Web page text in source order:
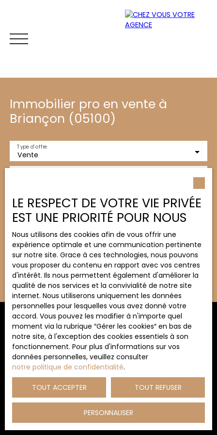
Espace
propriétaire
Mes
favoris
ESTIMATI
ON
Immobilier pro en vente à
Briançon (05100)
Vente
Type d'offre
Briançon (05100)
Localisation
Surface min (m²)
Rechercher
Pertinence
Trier par
ALERTE MAIL
Aucun résultat
LE RESPECT DE VOTRE VIE PRIVÉE
EST UNE PRIORITÉ POUR NOUS
Nous utilisons des cookies afin de vous offrir une
expérience optimale et une communication pertinente
sur notre site. Grace à ces technologies, nous pouvons
vous proposer du contenu en rapport avec vos centres
d'intérêt. Ils nous permettent également d'améliorer la
qualité de nos services et la convivialité de notre site
internet. Nous utiliserons uniquement les données
personnelles pour lesquelles vous avez donné votre
accord. Vous pouvez les modifier à n'importe quel
moment via la rubrique ″Gérer les cookies″ en bas de
notre site, à l'exception des cookies essentiels à son
fonctionnement. Pour plus d'informations sur vos
données personnelles, veuillez consulter
notre politique de confidentialité.
TOUT ACCEPTER TOUT REFUSER
PERSONNALISER